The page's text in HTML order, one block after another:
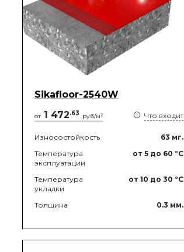
Sikafloor-2540W
от 1 472.63 руб/м2 Что входит
Износостойкость 63 мг.
Температура
эксплуатации
от 5 до 60 °C
Температура
укладки
от 10 до 30 °C
Толщина 0.3 мм.